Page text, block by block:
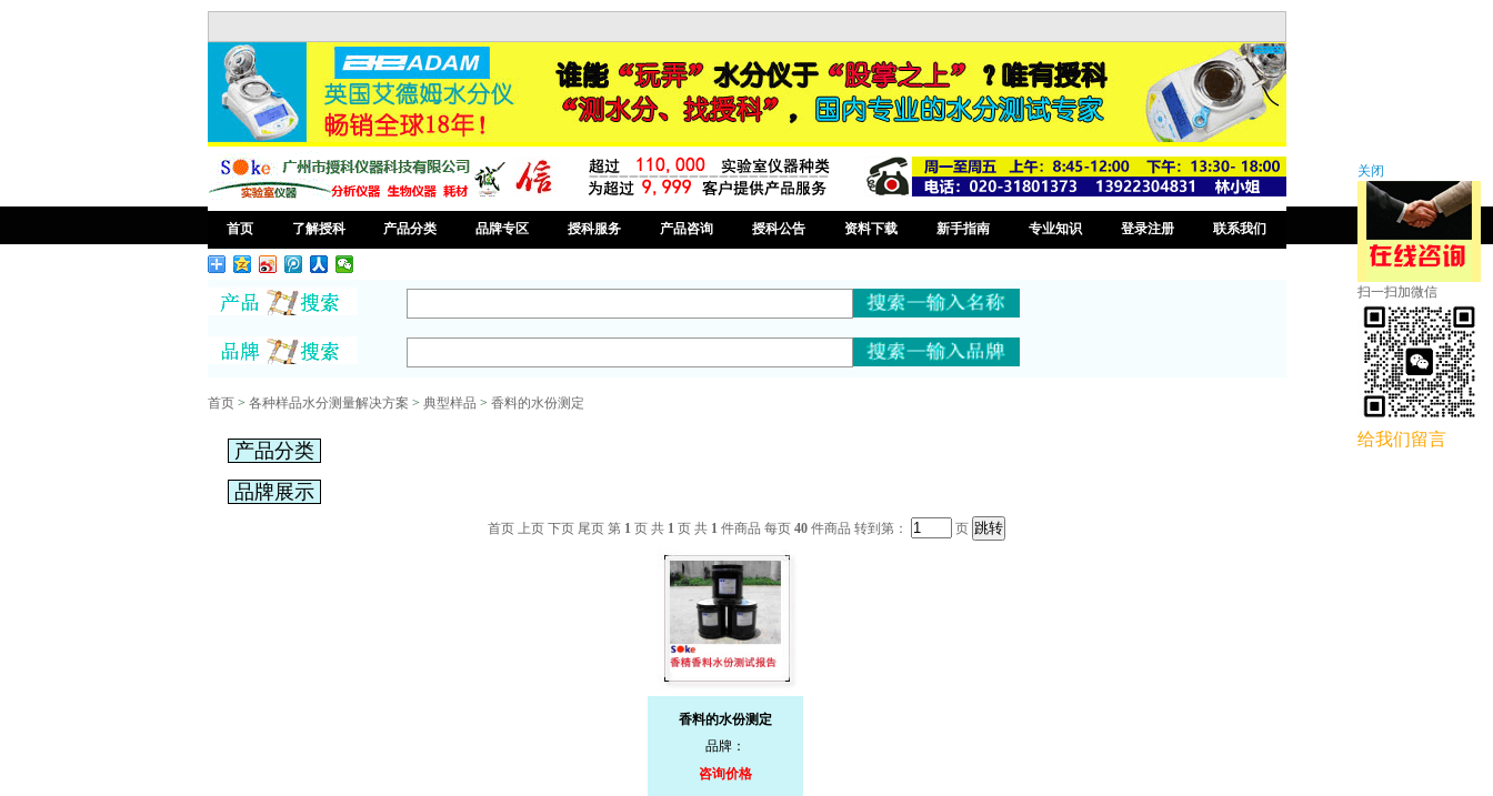
首页 了解授科 产品分类 品牌专区 授科服务 产品咨询 授科公告 资料下载 新手指南 专业知识 登录注册 联系我们
首页> 各种样品水分测量解决方案 > 典型样品 > 香料的水份测定
产品分类
品牌展示
首页 上页 下页 尾页 第 1 页 共 1 页 共 1 件商品 每页 40 件商品 转到第： 页
香料的水份测定
品牌：
咨询价格
关闭
扫一扫加微信
给我们留言